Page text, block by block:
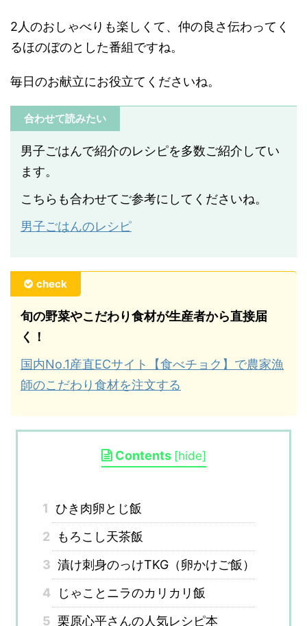
2人のおしゃべりも楽しくて、仲の良さ伝わってく
るほのぼのとした番組ですね。
毎日のお献立にお役立てくださいね。
合わせて読みたい
男子ごはんで紹介のレシピを多数ご紹介してい
ます。
こちらも合わせてご参考にしてくださいね。
男子ごはんのレシピ
check
旬の野菜やこだわり食材が生産者から直接届
く！
国内No.1産直ECサイト【食べチョク】で農家漁
師のこだわり食材を注文する
Contents [hide]
1 ひき肉卵とじ飯
2
もろこし天茶飯
3 漬け刺身のっけTKG（卵かけご飯）
4
じゃことニラのカリカリ飯
5 栗原心平さんの人気レシピ本